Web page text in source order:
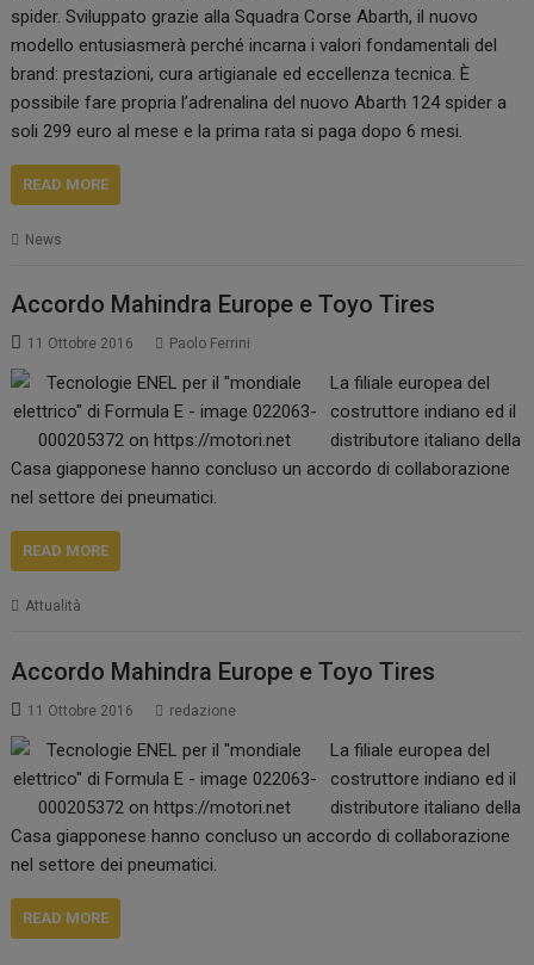
spider. Sviluppato grazie alla Squadra Corse Abarth, il nuovo
modello entusiasmerà perché incarna i valori fondamentali del
brand: prestazioni, cura artigianale ed eccellenza tecnica. È
possibile fare propria l’adrenalina del nuovo Abarth 124 spider a
soli 299 euro al mese e la prima rata si paga dopo 6 mesi.
READ MORE
News
Accordo Mahindra Europe e Toyo Tires
11 Ottobre 2016 Paolo Ferrini
La filiale europea del
costruttore indiano ed il
distributore italiano della
Casa giapponese hanno concluso un accordo di collaborazione
nel settore dei pneumatici.
READ MORE
Attualità
Accordo Mahindra Europe e Toyo Tires
11 Ottobre 2016 redazione
La filiale europea del
costruttore indiano ed il
distributore italiano della
Casa giapponese hanno concluso un accordo di collaborazione
nel settore dei pneumatici.
READ MORE